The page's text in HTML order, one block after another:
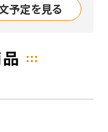
予定を見る